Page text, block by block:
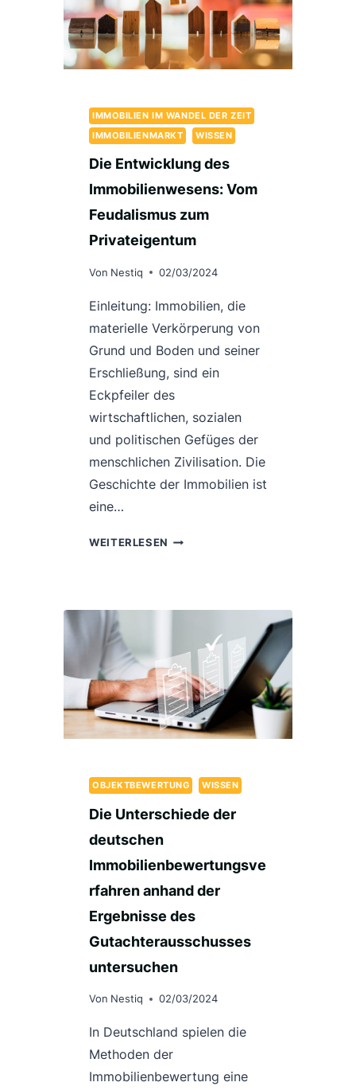
IMMOBILIEN IM WANDEL DER ZEIT
IMMOBILIENMARKT
WISSEN
Die Entwicklung des
Immobilienwesens: Vom
Feudalismus zum
Privateigentum
Von Nestiq 02/03/2024
Einleitung: Immobilien, die
materielle Verkörperung von
Grund und Boden und seiner
Erschließung, sind ein
Eckpfeiler des
wirtschaftlichen, sozialen
und politischen Gefüges der
menschlichen Zivilisation. Die
Geschichte der Immobilien ist
eine…
WEITERLESEN DIE
VOM
PRIVATEIGENTUM
OBJEKTBEWERTUNG WISSEN
Die Unterschiede der
deutschen
Immobilienbewertungsve
rfahren anhand der
Ergebnisse des
Gutachterausschusses
untersuchen
Von Nestiq 02/03/2024
In Deutschland spielen die
Methoden der
Immobilienbewertung eine